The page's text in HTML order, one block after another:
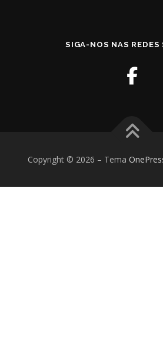
SIGA-NOS NAS REDES
Copyright © 2026 – Tema